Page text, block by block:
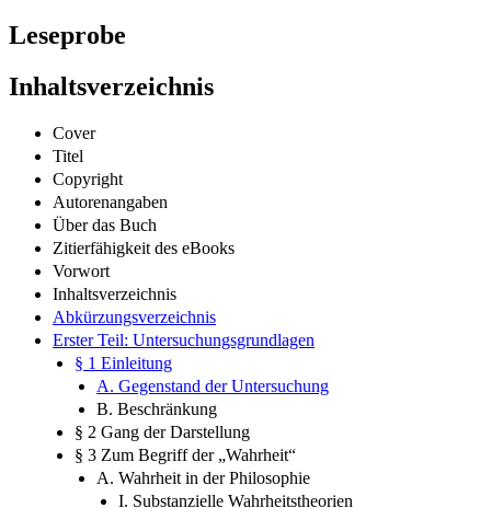
Leseprobe
Cover
Titel
Copyright
Autorenangaben
Über das Buch
Zitierfähigkeit des eBooks
Vorwort
Inhaltsverzeichnis
Abkürzungsverzeichnis
Erster Teil: Untersuchungsgrundlagen
§ 1 Einleitung
A. Gegenstand der Untersuchung
B. Beschränkung
§ 2 Gang der Darstellung
§ 3 Zum Begriff der „Wahrheit“
A. Wahrheit in der Philosophie